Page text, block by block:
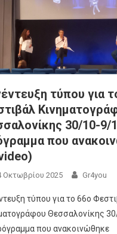
τύπου για
30/10-9/
που
Οκτωβρίου 2025 Gr4you
τύπου για το 66ο
Θεσσαλονίκης
που